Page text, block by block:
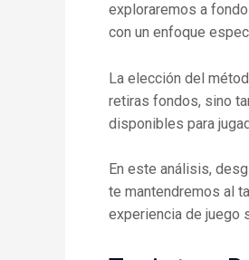
exploraremos a
con un enfoque
La elección del
retiras fondos, sino
disponibles para
En este análisis,
te mantendremos al
experiencia de juego